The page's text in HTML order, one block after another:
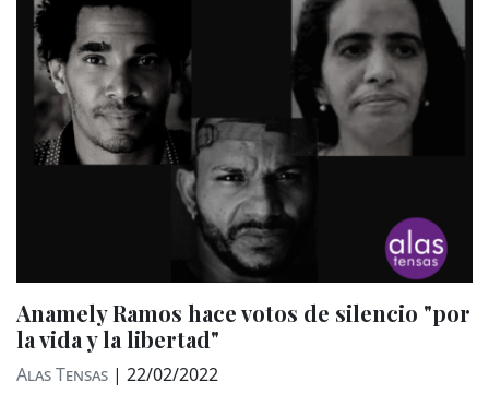
Anamely Ramos hace votos de silencio "por
la vida y la libertad"
Alas Tensas | 22/02/2022